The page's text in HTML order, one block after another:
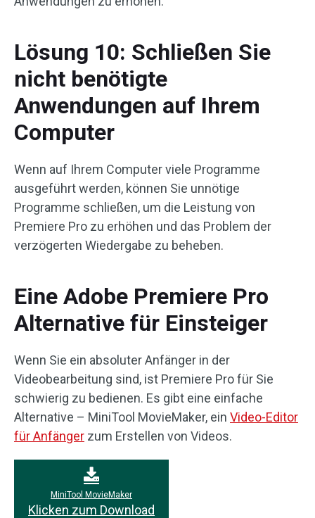
Lösung 10: Schließen Sie
nicht benötigte
Anwendungen auf Ihrem
Computer
Wenn auf Ihrem Computer viele Programme
ausgeführt werden, können Sie unnötige
Programme schließen, um die Leistung von
Premiere Pro zu erhöhen und das Problem der
verzögerten Wiedergabe zu beheben.
Eine Adobe Premiere Pro
Alternative für Einsteiger
Wenn Sie ein absoluter Anfänger in der
Videobearbeitung sind, ist Premiere Pro für Sie
schwierig zu bedienen. Es gibt eine einfache
Alternative – MiniTool MovieMaker, ein Video-Editor
für Anfänger zum Erstellen von Videos.
MiniTool MovieMaker
Klicken zum Download